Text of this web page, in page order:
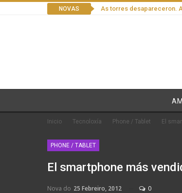
NOVAS As torres desapareceron.
Inicio Tecnoloxía Phone / Tablet El
PHONE / TABLET
El smartphone más
Nova do 25 Febreiro, 2012 0